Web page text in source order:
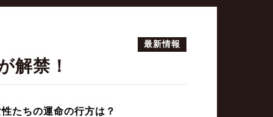
最新情報
解禁！
たちの運命の行方は？